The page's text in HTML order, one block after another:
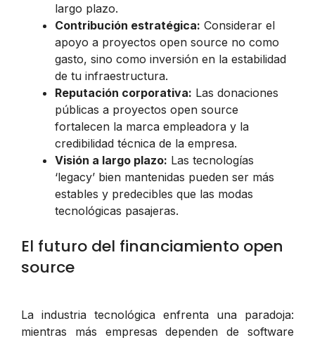
largo plazo.
Contribución estratégica: Considerar el
apoyo a proyectos open source no como
gasto, sino como inversión en la estabilidad
de tu infraestructura.
Reputación corporativa: Las donaciones
públicas a proyectos open source
fortalecen la marca empleadora y la
credibilidad técnica de la empresa.
Visión a largo plazo: Las tecnologías
‘legacy’ bien mantenidas pueden ser más
estables y predecibles que las modas
tecnológicas pasajeras.
El futuro del financiamiento open
source
La industria tecnológica enfrenta una paradoja:
mientras más empresas dependen de software